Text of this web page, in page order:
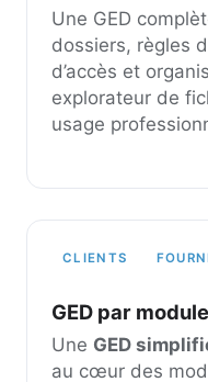
Une GED
dossiers, règles
d’accès et
explorateur de
usage
CLIENTS
GED par module
Une GED
au cœur des